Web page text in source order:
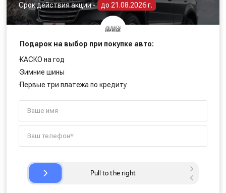
Срок действия акции - до 21.08.2026 г.
Подарок на выбор при покупке авто:
КАСКО на год
Зимние шины
Первые три платежа по кредиту